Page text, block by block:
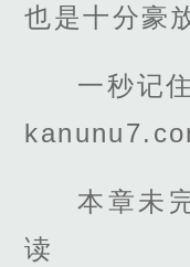
也是十分豪
一秒记
本章未
读